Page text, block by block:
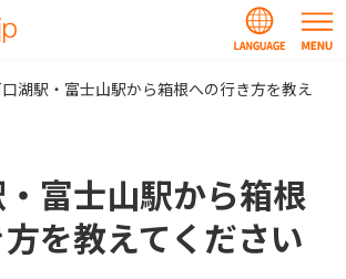
湖駅・富士山駅から箱根への行き方を教え
富士山駅から箱根
を教えてください